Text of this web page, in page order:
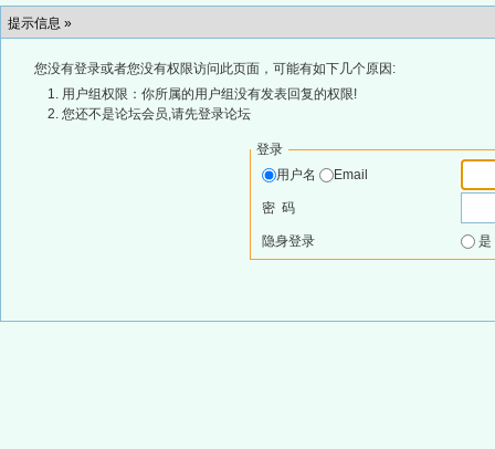
提示信息 »
您没有登录或者您没有权限访问此页面，可能有如下几个原因:
用户组权限：你所属的用户组没有发表回复的权限!
您还不是论坛会员,请先登录论坛
登录
用户名
Email
密 码
隐身登录